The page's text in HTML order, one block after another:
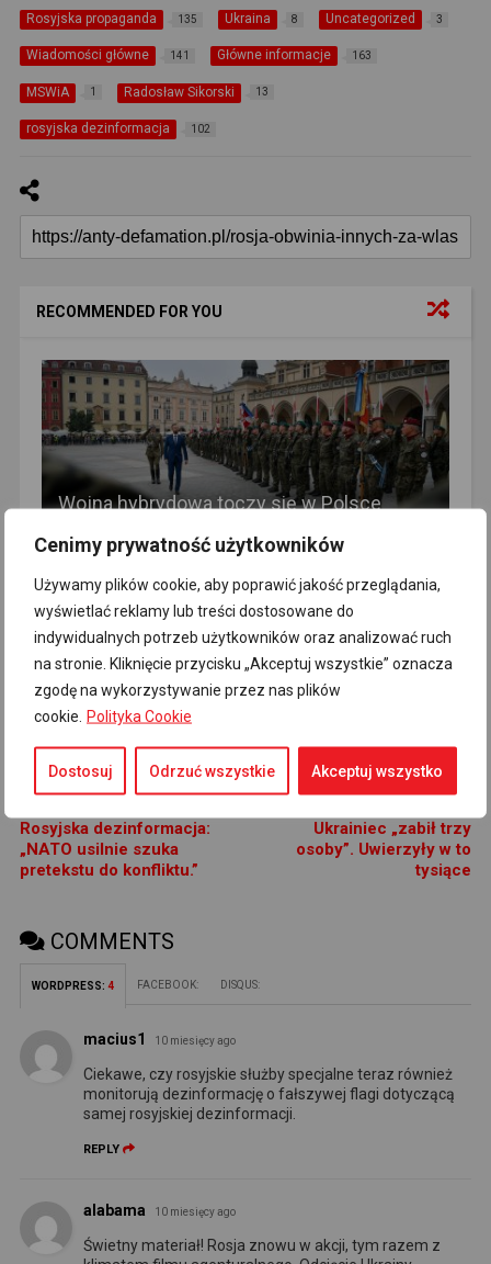
Cenimy prywatność użytkowników
Używamy plików cookie, aby poprawić jakość przeglądania,
wyświetlać reklamy lub treści dostosowane do
indywidualnych potrzeb użytkowników oraz analizować ruch
na stronie. Kliknięcie przycisku „Akceptuj wszystkie” oznacza
zgodę na wykorzystywanie przez nas plików
cookie. Polityka Cookie
Dostosuj Odrzuć wszystkie Akceptuj wszystko
Rosyjska propaganda 135 Ukraina 8 Uncategorized 3
Wiadomości główne 141 Główne informacje 163
MSWiA 1 Radosław Sikorski 13
rosyjska dezinformacja 102
RECOMMENDED FOR YOU
Wojna hybrydowa toczy się w Polsce
Uratowaliśmy Europę
Rosyjska dezinformacja:
„NATO usilnie szuka
pretekstu do konfliktu.”
Ukrainiec „zabił trzy
osoby”. Uwierzyły w to
tysiące
COMMENTS
WORDPRESS: 4 FACEBOOK: DISQUS:
macius1 10 miesięcy ago
Ciekawe, czy rosyjskie służby specjalne teraz również
monitorują dezinformację o fałszywej flagi dotyczącą
samej rosyjskiej dezinformacji.
REPLY
alabama 10 miesięcy ago
Świetny materiał! Rosja znowu w akcji, tym razem z